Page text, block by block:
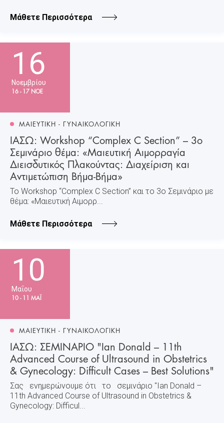
Μάθετε Περισσότερα
16
Νοεμβρίου
16 - 17 ΝΟΕ
ΜΑΙΕΥΤΙΚΗ - ΓΥΝΑΙΚΟΛΟΓΙΚΗ
ΙΑΣΩ: Workshop “Complex C Section” – 3ο
Σεμινάριο θέμα: «Μαιευτική Αιμορραγία
Διεισδυτικός Πλακούντας: Διαχείριση και
Αντιμετώπιση Βήμα-Βήμα»
Το Workshop “Complex C Section” και το 3ο Σεμινάριο με
θέμα: «Μαιευτική Αιμορρ...
Μάθετε Περισσότερα
10
Μαΐου
10 - 11 ΜΑΪ
ΜΑΙΕΥΤΙΚΗ - ΓΥΝΑΙΚΟΛΟΓΙΚΗ
ΙΑΣΩ: ΣΕΜΙΝΑΡΙΟ "Ian Donald – 11th
Advanced Course of Ultrasound in Obstetrics
& Gynecology: Difficult Cases – Best Solutions"
Σας ενημερώνουμε ότι το σεμινάριο "Ian Donald –
11th Advanced Course of Ultrasound in Obstetrics &
Gynecology: Difficul...